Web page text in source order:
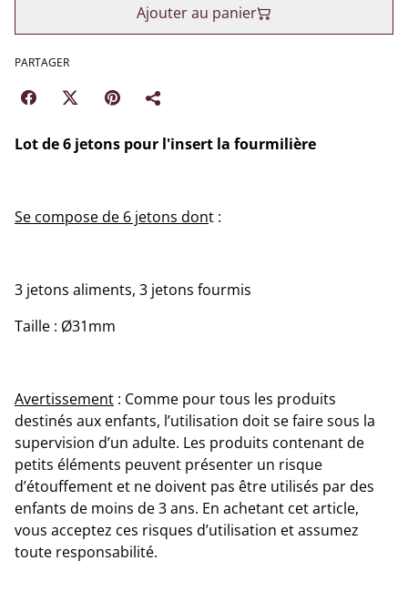
Ajouter au panier
PARTAGER
Lot de 6 jetons pour l'insert la fourmilière
Se compose de 6 jetons dont :
3 jetons aliments, 3 jetons fourmis
Taille : Ø31mm
Avertissement : Comme pour tous les produits
destinés aux enfants, l’utilisation doit se faire sous la
supervision d’un adulte. Les produits contenant de
petits éléments peuvent présenter un risque
d’étouffement et ne doivent pas être utilisés par des
enfants de moins de 3 ans. En achetant cet article,
vous acceptez ces risques d’utilisation et assumez
toute responsabilité.